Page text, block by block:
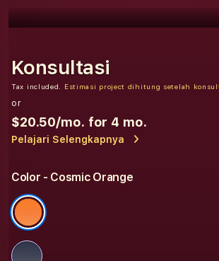
Konsultasi
Tax included. Estimasi project dihitung setelah
or
$20.50/mo. for 4 mo.
Pelajari Selengkapnya
Color - Cosmic Orange